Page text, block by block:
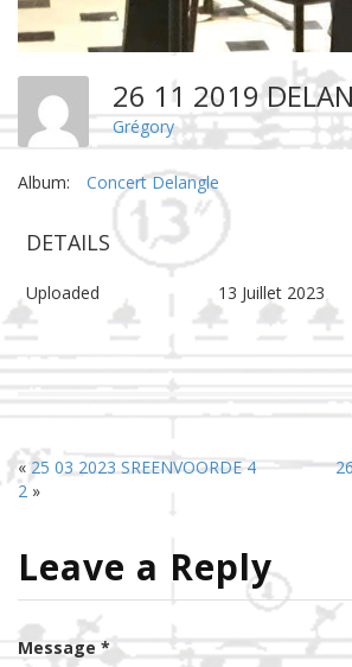
26 11 2019
Grégory
Album: Concert Delangle
DETAILS
Uploaded 13 Juillet 2023
« 25 03 2023 SREENVOORDE 4
2 »
Leave a Reply
Message *